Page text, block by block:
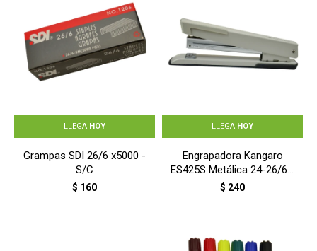
LLEGA HOY
Grampas SDI 26/6 x5000 -
S/C
$ 160
LLEGA HOY
Engrapadora Kangaro
ES425S Metálica 24-26/6 -
SURTIDO
$ 240